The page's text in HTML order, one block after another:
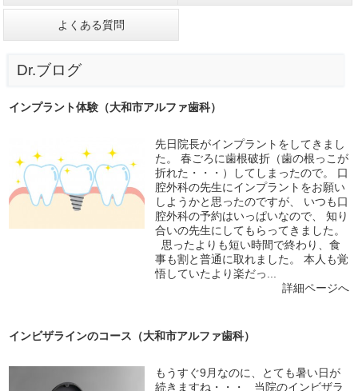
よくある質問
Dr.ブログ
インプラント体験（大和市アルファ歯科）
先日院長がインプラントをしてきまし
た。 春ごろに歯根破折（歯の根っこが
折れた・・・）してしまったので。 口
腔外科の先生にインプラントをお願い
しようかと思ったのですが、 いつも口
腔外科の予約はいっぱいなので、 知り
合いの先生にしてもらってきました。
思ったよりも短い時間で終わり、食
事も割と普通に取れました。 本人も覚
悟していたより楽だっ...
詳細ページへ
インビザラインのコース（大和市アルファ歯科）
もうすぐ9月なのに、とても暑い日が
続きますね・・・ 当院のインビザラ